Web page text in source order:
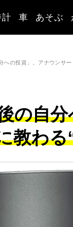
計 車 あそぶ
への投資」。アナウンサ
の自
教わ